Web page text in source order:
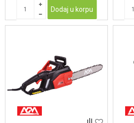
Dodaj u korpu